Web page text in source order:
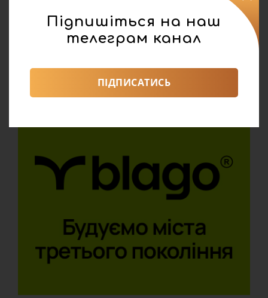
Підпишіться на наш
телеграм канал
ПІДПИСАТИСЬ